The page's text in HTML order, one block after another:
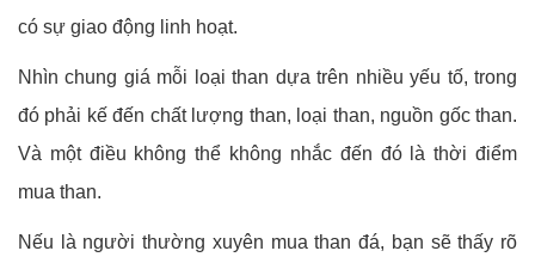
có sự giao động linh hoạt.
Nhìn chung giá mỗi loại than dựa trên nhiều yếu tố, trong
đó phải kế đến chất lượng than, loại than, nguồn gốc than.
Và một điều không thể không nhắc đến đó là thời điểm
mua than.
Nếu là người thường xuyên mua than đá, bạn sẽ thấy rõ